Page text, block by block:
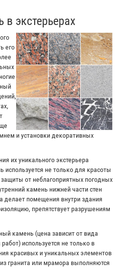
экстерьерах
его
и установки декоративных
их уникального экстерьера
не только для красоты
от неблагоприятных погодных
камень нижней части стен
делает помещения внутри здания
препятствует разрушениям
камень (цена зависит от вида
используется не только в
красивых и уникальных элементов
гранита или мрамора выполняются